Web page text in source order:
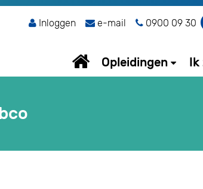
Inloggen e-mail 0900 09 30
Opleidingen Ik